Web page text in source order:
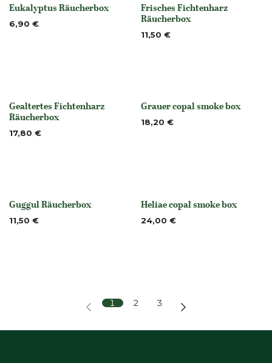
None
Eukalyptus Räucherbox
6,90 € None
Frisches Fichtenharz
Räucherbox
11,50 €
None
Gealtertes Fichtenharz
Räucherbox
17,80 € Nicht vorrättig
Grauer copal smoke box
18,20 €
None
Guggul Räucherbox
11,50 € Nicht vorrättig
Heliae copal smoke box
24,00 €
1 2 3